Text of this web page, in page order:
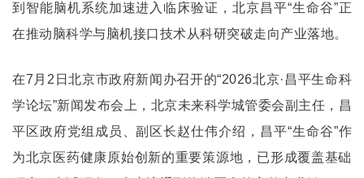
到智能脑机系统加速进入临床验证，北京昌平“生命谷”正
在推动脑科学与脑机接口技术从科研突破走向产业落地。
在7月2日北京市政府新闻办召开的“2026北京·昌平生命科
学论坛”新闻发布会上，北京未来科学城管委会副主任，昌
平区政府党组成员、副区长赵仕伟介绍，昌平“生命谷”作
为北京医药健康原始创新的重要策源地，已形成覆盖基础